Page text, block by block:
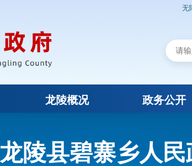
无
龙陵概况 政务公开
龙陵县碧寨乡人